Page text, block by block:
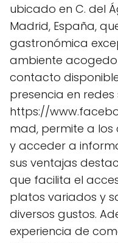
ubicado en C. del
Madrid, España,
gastronómica
ambiente
contacto
presencia en
https://
mad, permite a
y acceder a
sus ventajas
que facilita el
platos variados y
diversos gustos.
experiencia de